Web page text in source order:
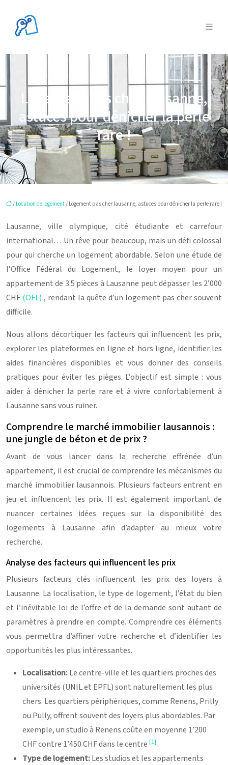
Logement pas cher lausanne,
astuces pour dénicher la perle
rare !
/ Location de logement/ Logement pas cher lausanne, astuces pour dénicher la perle rare !
Lausanne, ville olympique, cité étudiante et carrefour
international… Un rêve pour beaucoup, mais un défi colossal
pour qui cherche un logement abordable. Selon une étude de
l’Office Fédéral du Logement, le loyer moyen pour un
appartement de 3.5 pièces à Lausanne peut dépasser les 2’000
CHF (OFL) , rendant la quête d’un logement pas cher souvent
difficile.
Nous allons décortiquer les facteurs qui influencent les prix,
explorer les plateformes en ligne et hors ligne, identifier les
aides financières disponibles et vous donner des conseils
pratiques pour éviter les pièges. L’objectif est simple : vous
aider à dénicher la perle rare et à vivre confortablement à
Lausanne sans vous ruiner.
Comprendre le marché immobilier lausannois :
une jungle de béton et de prix ?
Avant de vous lancer dans la recherche effrénée d’un
appartement, il est crucial de comprendre les mécanismes du
marché immobilier lausannois. Plusieurs facteurs entrent en
jeu et influencent les prix. Il est également important de
nuancer certaines idées reçues sur la disponibilité des
logements à Lausanne afin d’adapter au mieux votre
recherche.
Analyse des facteurs qui influencent les prix
Plusieurs facteurs clés influencent les prix des loyers à
Lausanne. La localisation, le type de logement, l’état du bien
et l’inévitable loi de l’offre et de la demande sont autant de
paramètres à prendre en compte. Comprendre ces éléments
vous permettra d’affiner votre recherche et d’identifier les
opportunités les plus intéressantes.
Localisation:Le centre-ville et les quartiers proches des
universités (UNIL et EPFL) sont naturellement les plus
chers. Les quartiers périphériques, comme Renens, Prilly
ou Pully, offrent souvent des loyers plus abordables. Par
exemple, un studio à Renens coûte en moyenne 1’200
CHF contre 1’450 CHF dans le centre [1] .
Type de logement:Les studios et les appartements